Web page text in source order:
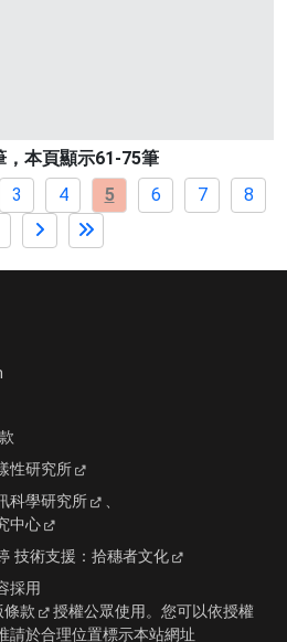
，本頁顯示61-75筆
3 4 5 6 7
8
性研究所
科學研究所
、
中心
技術支援： 拾穗者文化
採用
條款
授權公眾使用。您可以依授權
請於合理位置標示本站網址